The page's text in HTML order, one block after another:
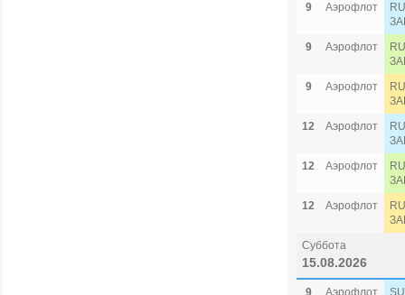
9 Аэрофлот
9
Аэрофлот
9
Аэрофлот
12
Аэрофлот
12
Аэрофлот
12
Аэрофлот
Суббота
15.08.2026
9 Аэрофлот